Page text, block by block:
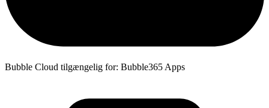
Bubble Cloud tilgængelig for: Bubble365 Apps